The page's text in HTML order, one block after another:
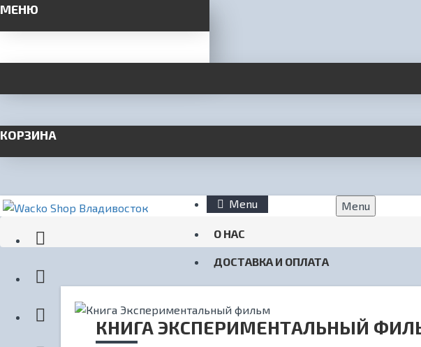
МЕНЮ
КОРЗИНА
Menu
О НАС
ДОСТАВКА И ОПЛАТА
КОНТАКТЫ
КИНОТЕАТР
Menu
КНИГА ЭКСПЕРИМЕНТАЛЬНЫЙ